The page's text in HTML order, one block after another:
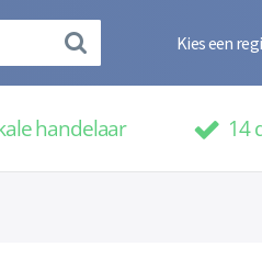
Kies een
handelaar 14